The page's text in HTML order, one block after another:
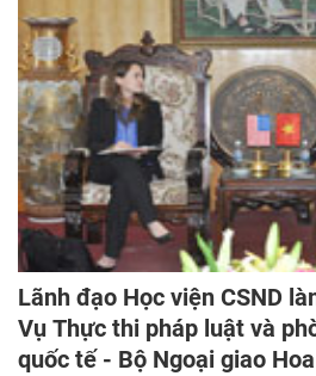
Xuân Khang, Phó Giám đốc Học
trình tại Học viện. Cùng tham gia
đạo Văn phòng Học viện, Phòng
Nghiệp vụ Cảnh sát Điều tra.
Lãnh đạo Học viện CSND
Vụ Thực thi pháp luật và
quốc tế - Bộ Ngoại giao